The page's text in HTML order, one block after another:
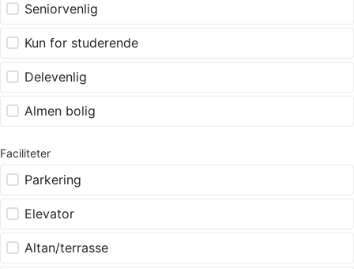
Seniorvenlig
Kun for studerende
Delevenlig
Almen bolig
Faciliteter
Parkering
Elevator
Altan/terrasse